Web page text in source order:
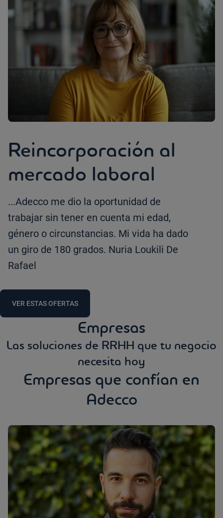
Reincorporación al
mercado laboral
...Adecco me dio la oportunidad de
trabajar sin tener en cuenta mi edad,
género o circunstancias. Mi vida ha dado
un giro de 180 grados. Nuria Loukili De
Rafael
VER ESTAS OFERTAS
Empresas
Las soluciones de RRHH que tu negocio
necesita hoy
Empresas que confían en
Adecco